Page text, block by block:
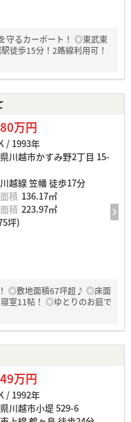
守るカーポート！ ◎東武東
徒歩15分！2路線利用可！
万円
/ 1993年
川越市かすみ野2丁目 15-
越線 笠幡 徒歩17分
積 136.17㎡
積 223.97㎡
坪)
◎敷地面積67坪超♪ ◎床面
室11帖！ ◎ゆとりのお庭で
万円
/ 1992年
川越市小堤 529-6